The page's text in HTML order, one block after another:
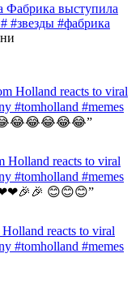
Фабрика выступила
#звезды #фабрика
Holland reacts to viral
#tomholland #memes
”
Holland reacts to viral
#tomholland #memes
😊😊😊”
reacts to viral
#tomholland #memes